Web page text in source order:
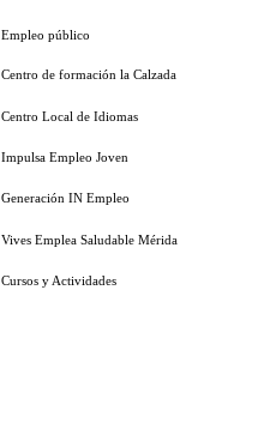
Empleo público
Centro de formación la Calzada
Centro Local de Idiomas
Impulsa Empleo Joven
Generación IN Empleo
Vives Emplea Saludable Mérida
Cursos y Actividades